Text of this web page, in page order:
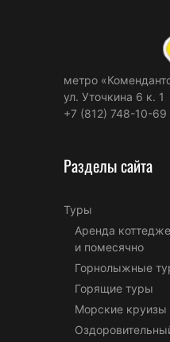
метро
ул. Уточкина 6 к. 1
+7 (812) 748-10-69
Разделы сайта
Туры
Аренда
и помесячно
Горнолыжные
Горящие туры
Морские круизы